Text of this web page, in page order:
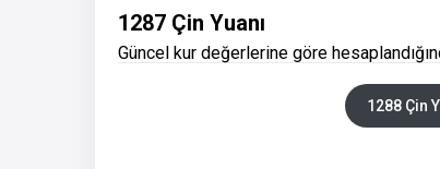
1287 Çin Yuanı
Güncel kur değerlerine göre
1288 Çin